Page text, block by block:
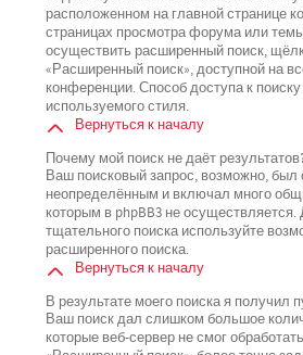
расположенном на главной странице
страницах просмотра форума или
осуществить расширенный поиск,
«Расширенный поиск», доступной на
конференции. Способ доступа к
используемого стиля.
Вернуться к началу
Почему мой поиск не даёт
Ваш поисковый запрос, возможно,
неопределённым и включал много
которым в phpBB3 не
тщательного поиска используйте
расширенного поиска.
Вернуться к началу
В результате моего поиска я получил
Ваш поиск дал слишком большое
которые веб-сервер не смог